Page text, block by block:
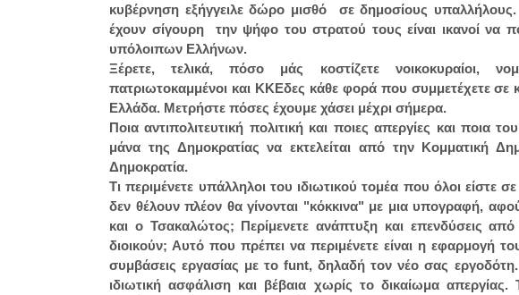
κυβέρνηση εξήγγειλε δώρο μισθό σε δημοσίους
έχουν σίγουρη την ψήφο του στρατού τους είναι ικανοί
υπόλοιπων Ελλήνων.
Ξέρετε, τελικά, πόσο μάς κοστίζετε νοικοκυραίοι,
πατριωτοκαμμένοι και ΚΚΕδες κάθε φορά που συμμετέχετε σε
Ελλάδα. Μετρήστε πόσες έχουμε χάσει μέχρι σήμερα.
Ποια αντιπολιτευτική πολιτική και ποιες απεργίες και
μάνα της Δημοκρατίας να εκτελείται από την Κομματική
Δημοκρατία.
Τι περιμένετε υπάλληλοι του ιδιωτικού τομέα που όλοι είστε
δεν θέλουν πλέον θα γίνονται "κόκκινα" με μια υπογραφή,
και ο Τσακαλώτος; Περίμενετε ανάπτυξη και επενδύσεις από
διοικούν; Αυτό που πρέπει να περιμένετε είναι η εφαρμογή
συμβάσεις εργασίας με το funt, δηλαδή τον νέο σας
ιδιωτική ασφάλιση και βέβαια χωρίς το δικαίωμα